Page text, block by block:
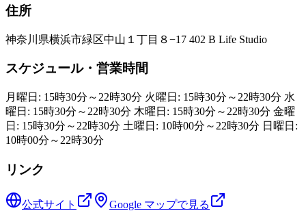
住所
神奈川県横浜市緑区中山１丁目８−17 402 B Life Studio
スケジュール・営業時間
月曜日: 15時30分～22時30分 火曜日: 15時30分～22時30分 水
曜日: 15時30分～22時30分 木曜日: 15時30分～22時30分 金曜
日: 15時30分～22時30分 土曜日: 10時00分～22時30分 日曜日:
10時00分～22時30分
リンク
公式サイト Google マップで見る